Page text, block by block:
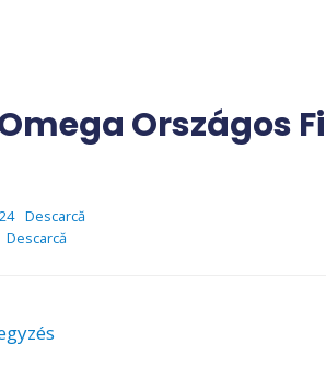
Omega Országos
Descarcă
Descarcă